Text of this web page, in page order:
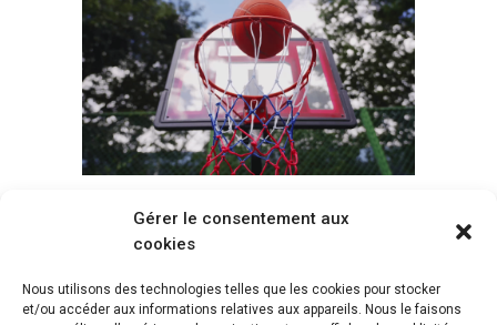
Gérer le consentement aux
cookies
Nous utilisons des technologies telles que les cookies pour stocker
et/ou accéder aux informations relatives aux appareils. Nous le faisons
Voir tous les paniers